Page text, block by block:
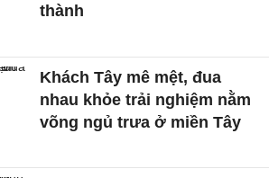
thành
Khách Tây mê mệt, đua
nhau khỏe trải nghiệm nằm
võng ngủ trưa ở miền Tây